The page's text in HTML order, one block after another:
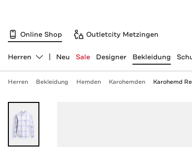
Online Shop Outletcity Metzingen
Abteilung ändern, ausgewählt:
Herren Neu Sale Designer Bekleidung
Herren Bekleidung Hemden Karohemden Karohemd